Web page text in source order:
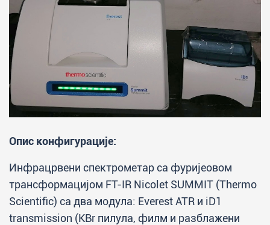
Опис конфигурације:
Инфрацрвени спектрометар са фуријеовом
трансформацијом FT-IR Nicolet SUMMIT (Thermo
Scientific) са два модула: Everest ATR и iD1
transmission (KBr пилула, филм и разблажени